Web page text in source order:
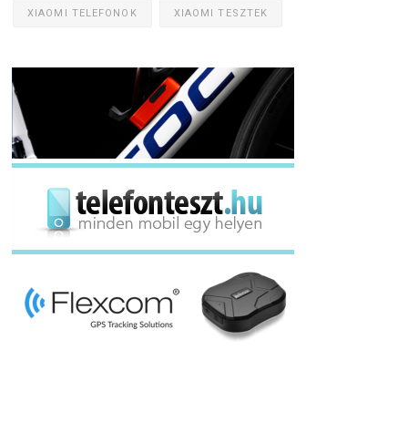
XIAOMI TELEFONOK XIAOMI TESZTEK